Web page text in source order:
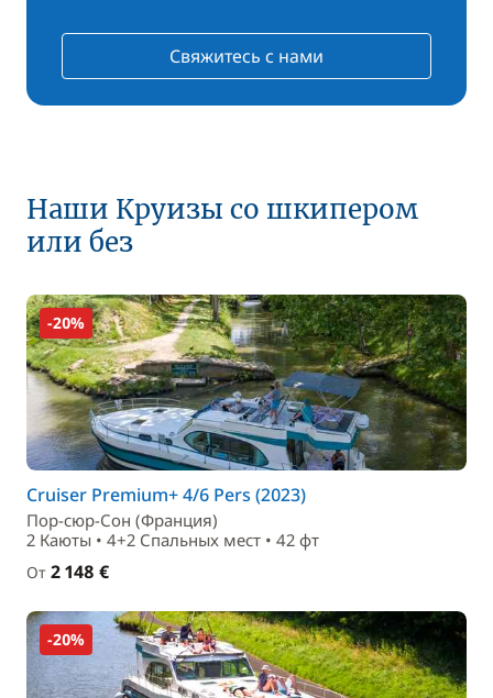
Свяжитесь с нами
Наши Круизы со шкипером
или без
-20%
Cruiser Premium+ 4/6 Pers (2023)
Пор-сюр-Сон (Франция)
2 Каюты • 4+2 Спальныx мест • 42 фт
От 2 148 €
-20%